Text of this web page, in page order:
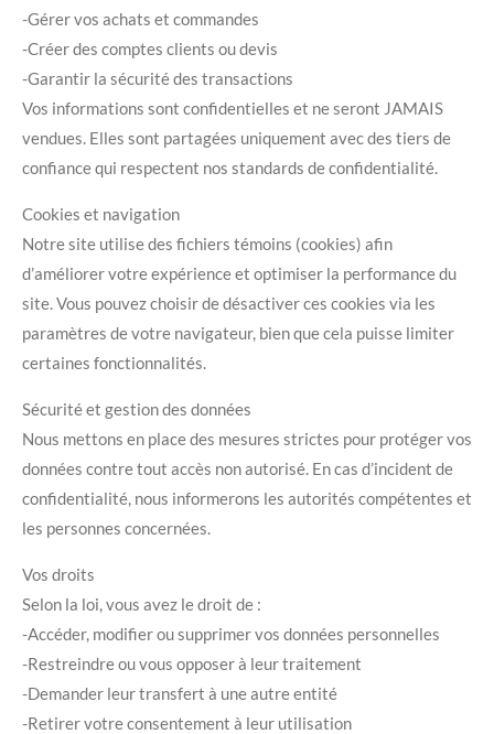
-Gérer vos achats et commandes
-Créer des comptes clients ou devis
-Garantir la sécurité des transactions
Vos informations sont confidentielles et ne seront JAMAIS
vendues. Elles sont partagées uniquement avec des tiers de
confiance qui respectent nos standards de confidentialité.
Cookies et navigation
Notre site utilise des fichiers témoins (cookies) afin
d’améliorer votre expérience et optimiser la performance du
site. Vous pouvez choisir de désactiver ces cookies via les
paramètres de votre navigateur, bien que cela puisse limiter
certaines fonctionnalités.
Sécurité et gestion des données
Nous mettons en place des mesures strictes pour protéger vos
données contre tout accès non autorisé. En cas d’incident de
confidentialité, nous informerons les autorités compétentes et
les personnes concernées.
Vos droits
Selon la loi, vous avez le droit de :
-Accéder, modifier ou supprimer vos données personnelles
-Restreindre ou vous opposer à leur traitement
-Demander leur transfert à une autre entité
-Retirer votre consentement à leur utilisation